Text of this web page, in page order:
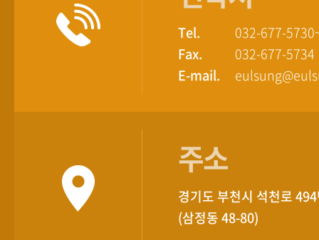
Tel.
032-677-
Fax.
032-677-5734
E-mail.
주소
경기도 부천시 석천로
(삼정동 48-80)